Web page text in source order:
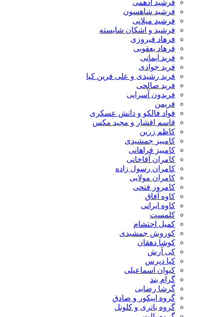
فرشید ادهمی
فرشید شاهسون
فرشید میلانی
فرشید و اشکان شایسته
فرهاد فیروزی
فرهاد یعقوبی
فرید ایمانی
فرید جوادی
فرید رشیدی و علی فرین کیا
فرید صالحی
فریدون آسرایی
فریمن
فواد فالکو و دانش عسکری
قاسم افشار و مجید مکس
کاظم زرین
کامبیز جمشیدی
کامبیز فراهانی
کامران آقاخانی
کامران رسول زاده
کامران مولایی
کامروز فتحی
کاوه آفاق
کاوه ایرانی
کلمست
کمیل احتشام
کوروش جمشیدی
کوشا دهقان
کی آرش
کیا دپرس
کیوان اسماعیلی
گرام بند
گرشا رضایی
گروه اپیکور و صادق
گروه باتری و کلونل